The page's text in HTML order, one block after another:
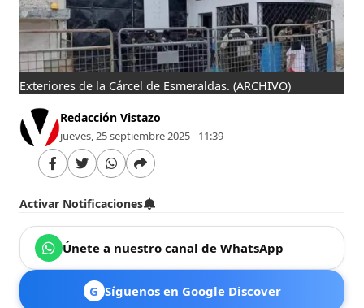
Exteriores de la Cárcel de Esmeraldas. (ARCHIVO)
Redacción Vistazo
jueves, 25 septiembre 2025 - 11:39
Activar Notificaciones
Únete a nuestro canal de WhatsApp
G Síguenos en Google Discover